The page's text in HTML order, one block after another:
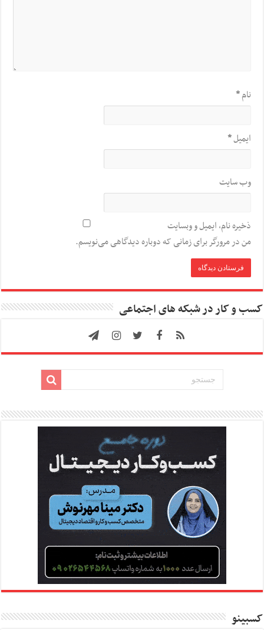
نام*
ایمیل*
وب‌ سایت
ذخیره نام، ایمیل و وبسایت
من در مرورگر برای زمانی که دوباره دیدگاهی می‌نویسم.
کسب و کار در شبکه های اجتماعی
کسبینو